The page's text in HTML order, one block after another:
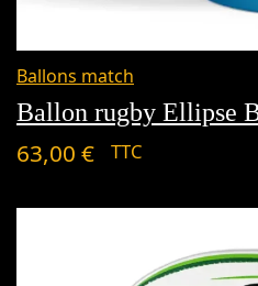
Ballons match
Ballon rugby Ellipse
63,00 € TTC